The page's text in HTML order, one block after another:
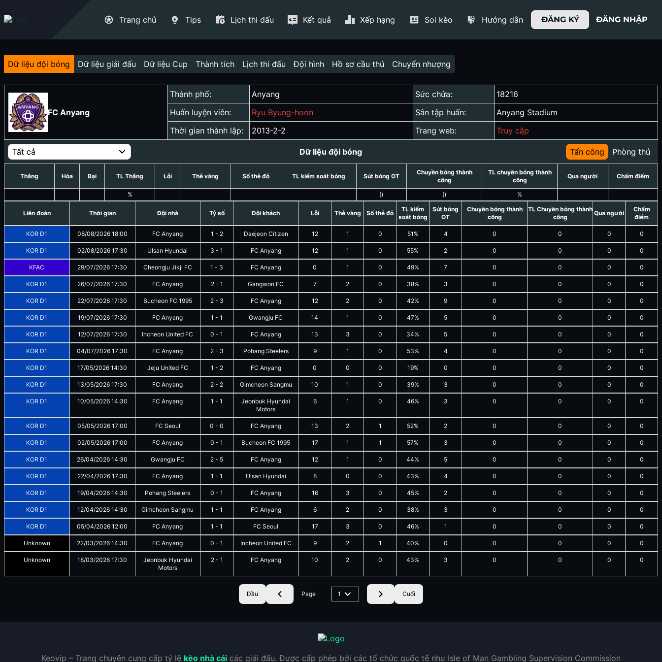
Trang chủ Tips Lịch thi đấu Kết quả Xếp hạng Soi kèo Hướng dẫn ĐĂNG KÝ ĐĂNG NHẬP
Dữ liệu đội bóng Dữ liệu giải đấu Dữ liệu Cup Thành tích Lịch thi đấu Đội hình Hồ sơ cầu thủ Chuyển nhượng
FC Anyang
Thành phố: Anyang Sức chứa:
18216
Huấn luyện viên:
Ryu Byung-hoon Sân tập huấn:
Anyang Stadium
Thời gian thành lập:
2013-2-2 Trang web: Truy cập
Tất cả Dữ liệu đội bóng Tấn công Phòng thủ
Thắng Hòa Bại TL Thắng
%
Lỗi Thẻ vàng Số thẻ đỏ TL kiểm soát bóng Sút bóng OT
()
Chuyền bóng thành
công
()
TL chuyền bóng thành
công
%
Qua người Chấm điểm
Liên đoàn Thời gian Đội nhà Tỷ số Đội khách Lỗi Thẻ vàng Số thẻ đỏ
TL kiểm
soát bóng
Sút bóng
OT
Chuyền bóng thành
công
TL Chuyền bóng thành
công
Qua người
Chấm
điểm
KOR D1 08/08/2026 18:00 FC Anyang 1 - 2 Daejeon Citizen 12 1 0 51% 4 0 0 0 0
KOR D1 02/08/2026 17:30 Ulsan Hyundai 3 -1 FC Anyang 12 1 0 55% 2 0 0 0 0
KFAC 29/07/2026 17:30 Cheongju Jikji FC 1 - 3 FC Anyang 0 1 0 49% 7 0 0 0 0
KOR D1 26/07/2026 17:30 FC Anyang 2- 1 Gangwon FC 7 2 0 38% 3 0 0 0 0
KOR D1 22/07/2026 17:30 Bucheon FC 1995 2- 3 FC Anyang 12 2 0 42% 9 0 0 0 0
KOR D1 19/07/2026 17:30 FC Anyang 1 -1 Gwangju FC 14 1 0 47% 5 0 0 0 0
KOR D1 12/07/2026 17:30 Incheon United FC 0 -1 FC Anyang 13 3 0 34% 5 0 0 0 0
KOR D1 04/07/2026 17:30 FC Anyang 2- 3 Pohang Steelers 9 1 0 53% 4 0 0 0 0
KOR D1 17/05/2026 14:30 Jeju United FC 1 - 2 FC Anyang 0 0 0 19% 0 0 0 0 0
KOR D1 13/05/2026 17:30 FC Anyang 2 - 2 Gimcheon Sangmu 10 1 0 39% 3 0 0 0 0
KOR D1 10/05/2026 14:30 FC Anyang 1 -1
Jeonbuk Hyundai
Motors
6 1 0 46% 3 0 0 0 0
KOR D1 05/05/2026 17:00 FC Seoul 0 -0 FC Anyang 13 2 1 52% 2 0 0 0 0
KOR D1 02/05/2026 17:00 FC Anyang 0 -1 Bucheon FC 1995 17 1 1 57% 3 0 0 0 0
KOR D1 26/04/2026 14:30 Gwangju FC 2 - 5 FC Anyang 12 1 0 44% 5 0 0 0 0
KOR D1 22/04/2026 17:30 FC Anyang 1 -1 Ulsan Hyundai 8 0 0 43% 4 0 0 0 0
KOR D1 19/04/2026 14:30 Pohang Steelers 0 -1 FC Anyang 16 3 0 45% 2 0 0 0 0
KOR D1 12/04/2026 14:30 Gimcheon Sangmu 1 -1 FC Anyang 6 2 0 38% 3 0 0 0 0
KOR D1 05/04/2026 12:00 FC Anyang 1 -1 FC Seoul 17 3 0 46% 1 0 0 0 0
Unknown 22/03/2026 14:30 FC Anyang 0 -1 Incheon United FC 9 2 1 40% 0 0 0 0 0
Unknown 18/03/2026 17:30
Jeonbuk Hyundai
Motors
2- 1 FC Anyang 10 2 0 43% 3 0 0 0 0
Đầu Page 1 Cuối
Keovip – Trang chuyên cung cấp tỷ lệ kèo nhà cái các giải đấu. Được cấp phép bởi các tổ chức quốc tế như Isle of Man Gambling Supervision Commission